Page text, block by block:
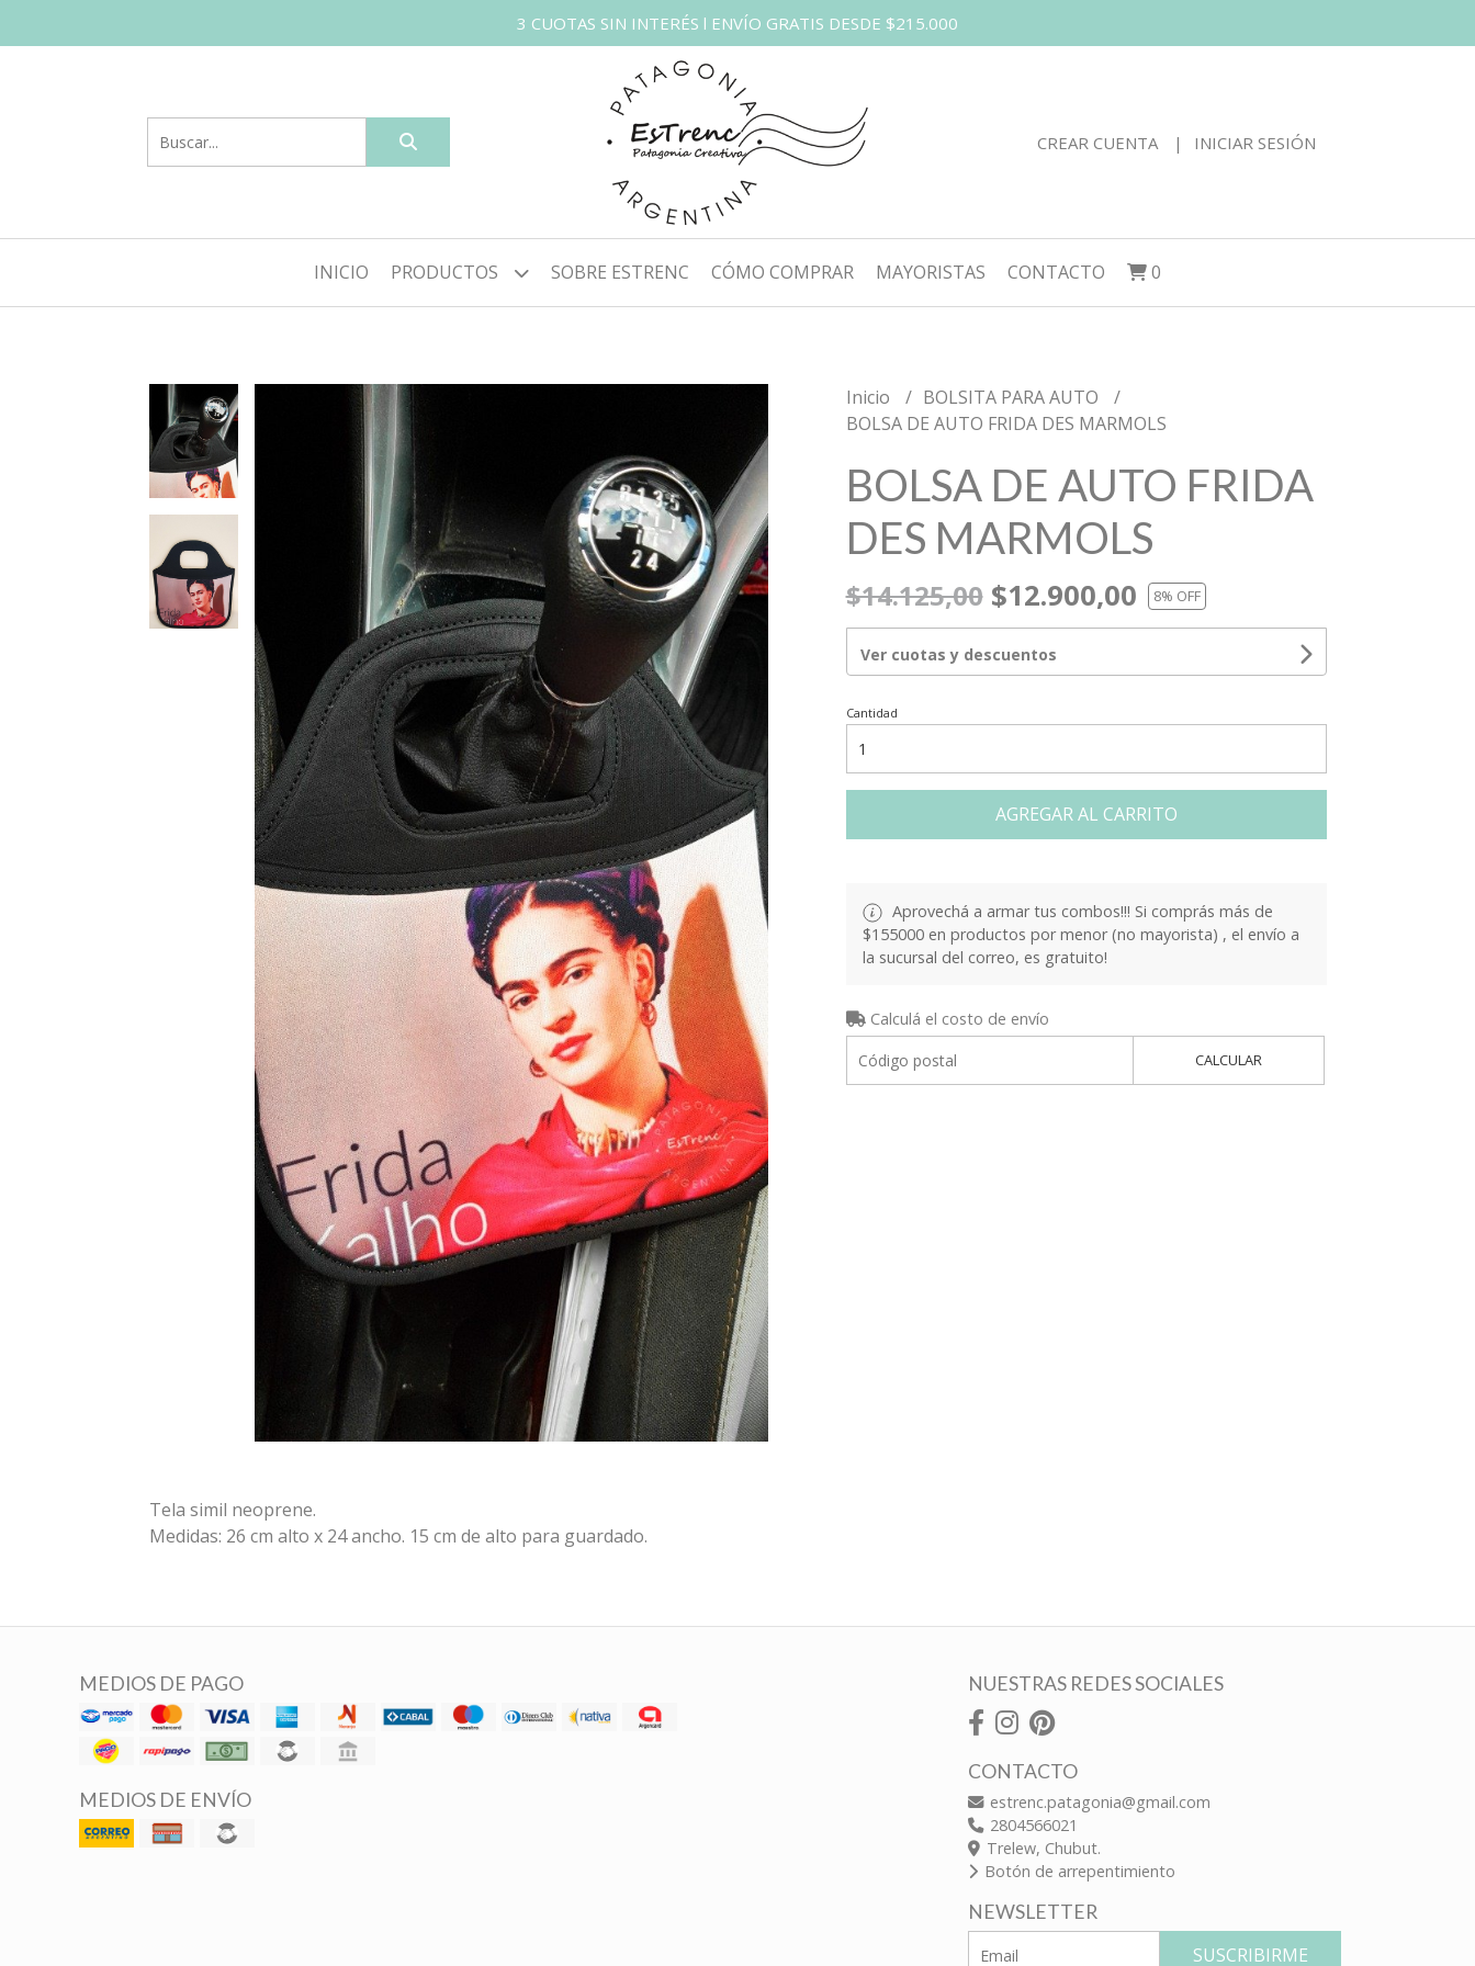
3 CUOTAS SIN INTERÉS l ENVÍO GRATIS DESDE $215.000
CREAR CUENTA INICIAR SESIÓN
INICIO PRODUCTOS SOBRE ESTRENC CÓMO COMPRAR MAYORISTAS CONTACTO 0
Tela simil neoprene.
Medidas: 26 cm alto x 24 ancho. 15 cm de alto para guardado.
Inicio
BOLSITA PARA AUTO
BOLSA DE AUTO FRIDA DES MARMOLS
BOLSA DE AUTO FRIDA
DES MARMOLS
$14.125,00$12.900,00 8% OFF
Ver cuotas y descuentos
Cantidad
AGREGAR AL CARRITO
Aprovechá a armar tus combos!!! Si comprás más de
$155000 en productos por menor (no mayorista) , el envío a
la sucursal del correo, es gratuito!
Calculá el costo de envío
CALCULAR
MEDIOS DE PAGO
MEDIOS DE ENVÍO
NUESTRAS REDES SOCIALES
CONTACTO
estrenc.patagonia@gmail.com
2804566021
Trelew, Chubut.
Botón de arrepentimiento
NEWSLETTER
SUSCRIBIRME